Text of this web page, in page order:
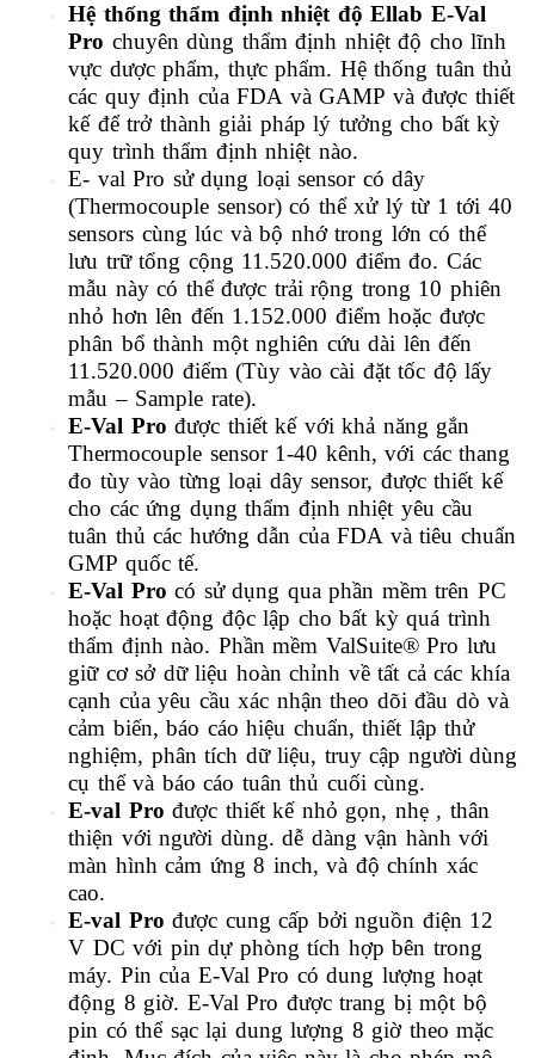
Hệ thống thẩm định nhiệt độ Ellab E-Val
Pro chuyên dùng thẩm định nhiệt độ cho lĩnh
vực dược phẩm, thực phẩm. Hệ thống tuân thủ
các quy định của FDA và GAMP và được thiết
kế để trở thành giải pháp lý tưởng cho bất kỳ
quy trình thẩm định nhiệt nào.
E- val Pro sử dụng loại sensor có dây
(Thermocouple sensor) có thể xử lý từ 1 tới 40
sensors cùng lúc và bộ nhớ trong lớn có thể
lưu trữ tổng cộng 11.520.000 điểm đo. Các
mẫu này có thể được trải rộng trong 10 phiên
nhỏ hơn lên đến 1.152.000 điểm hoặc được
phân bổ thành một nghiên cứu dài lên đến
11.520.000 điểm (Tùy vào cài đặt tốc độ lấy
mẫu – Sample rate).
E-Val Pro được thiết kế với khả năng gắn
Thermocouple sensor 1-40 kênh, với các thang
đo tùy vào từng loại dây sensor, được thiết kế
cho các ứng dụng thẩm định nhiệt yêu cầu
tuân thủ các hướng dẫn của FDA và tiêu chuẩn
GMP quốc tế.
E-Val Pro có sử dụng qua phần mềm trên PC
hoặc hoạt động độc lập cho bất kỳ quá trình
thẩm định nào. Phần mềm ValSuite® Pro lưu
giữ cơ sở dữ liệu hoàn chỉnh về tất cả các khía
cạnh của yêu cầu xác nhận theo dõi đầu dò và
cảm biến, báo cáo hiệu chuẩn, thiết lập thử
nghiệm, phân tích dữ liệu, truy cập người dùng
cụ thể và báo cáo tuân thủ cuối cùng.
E-val Pro được thiết kế nhỏ gọn, nhẹ , thân
thiện với người dùng. dễ dàng vận hành với
màn hình cảm ứng 8 inch, và độ chính xác
cao.
E-val Pro được cung cấp bởi nguồn điện 12
V DC với pin dự phòng tích hợp bên trong
máy. Pin của E-Val Pro có dung lượng hoạt
động 8 giờ. E-Val Pro được trang bị một bộ
pin có thể sạc lại dung lượng 8 giờ theo mặc